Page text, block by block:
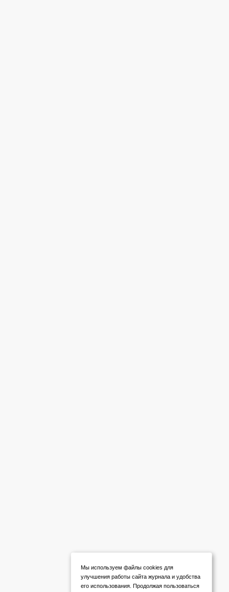
Мы используем файлы cookies для
улучшения работы сайта журнала и удобства
его использования. Продолжая пользоваться